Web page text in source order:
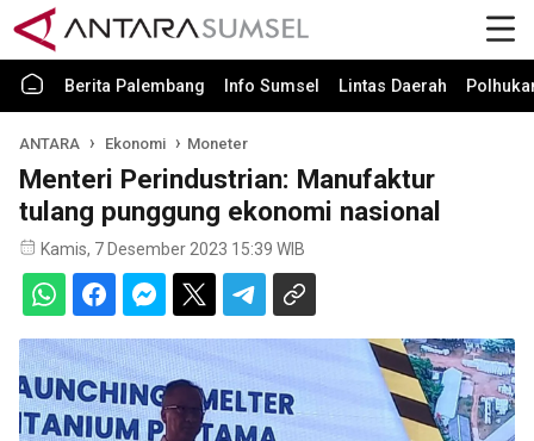
Berita Palembang Info Sumsel Lintas Daerah
ANTARA Ekonomi Moneter
Menteri Perindustrian: Manufaktur
tulang punggung ekonomi nasional
Kamis, 7 Desember 2023 15:39 WIB